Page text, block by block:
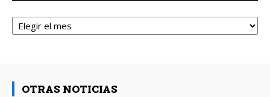
Archivos
OTRAS NOTICIAS